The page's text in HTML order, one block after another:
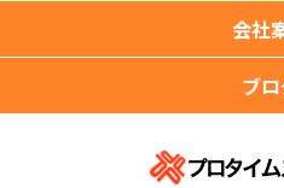
会社
ブ